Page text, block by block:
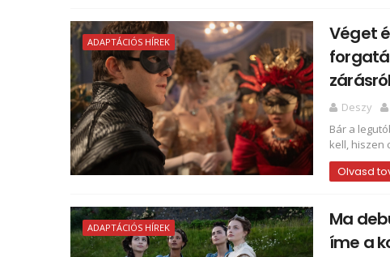
ADAPTÁCIÓS HÍREK
Véget
Deszy
Bár a
kell, hiszen
Olvasd
ADAPTÁCIÓS HÍREK
Ma
íme a